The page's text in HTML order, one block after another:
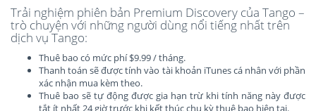
Trải nghiệm phiên bản Premium Discovery của Tango –
trò chuyện với những người dùng nổi tiếng nhất trên
dịch vụ Tango:
Thuê bao có mức phí $9.99 / tháng.
Thanh toán sẽ được tính vào tài khoản iTunes cá nhân với phần
xác nhận mua kèm theo.
Thuê bao sẽ tự động được gia hạn trừ khi tính năng này được
tắt ít nhất 24 giờ trước khi kết thúc chu kỳ thuê bao hiện tại.